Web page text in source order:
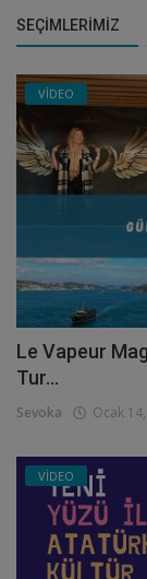
SEÇIMLERIMIZ
VİDEO
Le Vapeur
Tur...
Sevoka Ocak
VİDEO